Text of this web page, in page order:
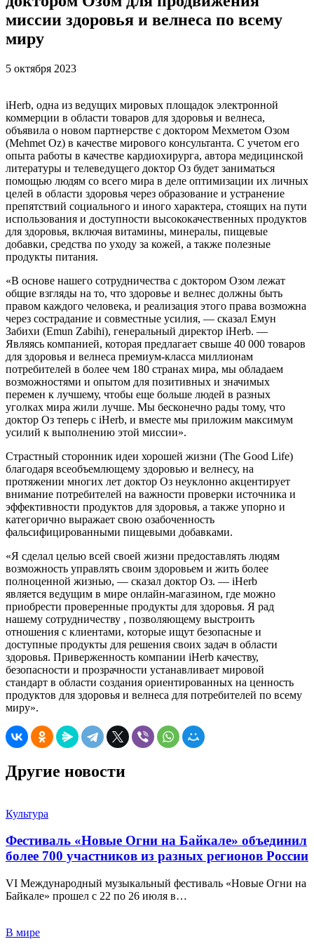
миссии здоровья и велнеса по всему
миру
5 октября 2023
iHerb, одна из ведущих мировых площадок электронной
коммерции в области товаров для здоровья и велнеса,
объявила о новом партнерстве с доктором Мехметом Озом
(Mehmet Oz) в качестве мирового консультанта. С учетом его
опыта работы в качестве кардиохирурга, автора медицинской
литературы и телеведущего доктор Оз будет заниматься
помощью людям со всего мира в деле оптимизации их личных
целей в области здоровья через образование и устранение
препятствий социального и иного характера, стоящих на пути
использования и доступности высококачественных продуктов
для здоровья, включая витамины, минералы, пищевые
добавки, средства по уходу за кожей, а также полезные
продукты питания.
«В основе нашего сотрудничества с доктором Озом лежат
общие взгляды на то, что здоровье и велнес должны быть
правом каждого человека, и реализация этого права возможна
через сострадание и совместные усилия, — сказал Емун
Забихи (Emun Zabihi), генеральный директор iHerb. —
Являясь компанией, которая предлагает свыше 40 000 товаров
для здоровья и велнеса премиум-класса миллионам
потребителей в более чем 180 странах мира, мы обладаем
возможностями и опытом для позитивных и значимых
перемен к лучшему, чтобы еще больше людей в разных
уголках мира жили лучше. Мы бесконечно рады тому, что
доктор Оз теперь с iHerb, и вместе мы приложим максимум
усилий к выполнению этой миссии».
Страстный сторонник идеи хорошей жизни (The Good Life)
благодаря всеобъемлющему здоровью и велнесу, на
протяжении многих лет доктор Оз неуклонно акцентирует
внимание потребителей на важности проверки источника и
эффективности продуктов для здоровья, а также упорно и
категорично выражает свою озабоченность
фальсифицированными пищевыми добавками.
«Я сделал целью всей своей жизни предоставлять людям
возможность управлять своим здоровьем и жить более
полноценной жизнью, — сказал доктор Оз. — iHerb
является ведущим в мире онлайн-магазином, где можно
приобрести проверенные продукты для здоровья. Я рад
нашему сотрудничеству , позволяющему выстроить
отношения с клиентами, которые ищут безопасные и
доступные продукты для решения своих задач в области
здоровья. Приверженность компании iHerb качеству,
безопасности и прозрачности устанавливает мировой
стандарт в области создания ориентированных на ценность
продуктов для здоровья и велнеса для потребителей по всему
миру».
Другие новости
Культура
Фестиваль «Новые Огни на Байкале» объединил
более 700 участников из разных регионов России
VI Международный музыкальный фестиваль «Новые Огни на
Байкале» прошел с 22 по 26 июля в…
В мире